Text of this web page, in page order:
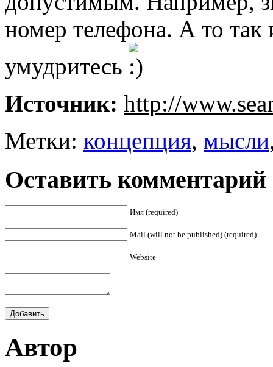
номер телефона. А то так
умудритесь
Источник: http://
Метки: концепция, мысли
Оставить комментарий
Имя (required)
Mail (will not be published) (required)
Website
Автор